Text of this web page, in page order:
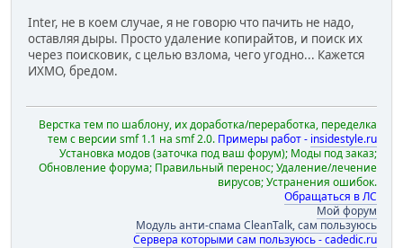
Inter, не в коем случае, я не говорю что пачить не надо,
оставляя дыры. Просто удаление копирайтов, и поиск их
через поисковик, с целью взлома, чего угодно... Кажется
ИХМО, бредом.
Верстка тем по шаблону, их доработка/переработка, переделка
тем с версии smf 1.1 на smf 2.0. Примеры работ - insidestyle.ru
Установка модов (заточка под ваш форум); Моды под заказ;
Обновление форума; Правильный перенос; Удаление/лечение
вирусов; Устранения ошибок.
Обращаться в ЛС
Мой форум
Модуль анти-спама CleanTalk, сам пользуюсь
Сервера которыми сам пользуюсь - cadedic.ru